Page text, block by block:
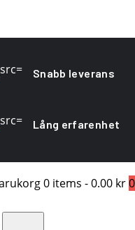
Snabb leverans
Lång erfarenhet
0 items -0.00 kr0